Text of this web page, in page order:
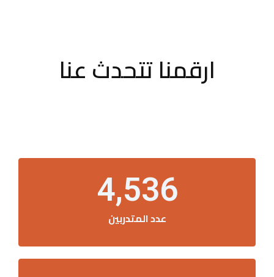
ارقمنا تتحدث عنا
عدد المتدربين
4,536